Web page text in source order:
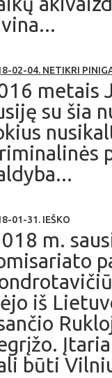
02-04. NETIKRI
metais
su šia
01-31. IEŠKO
m.
iš
būti